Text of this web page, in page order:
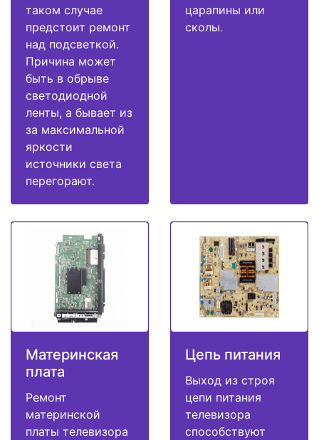
таком случае
предстоит ремонт
над подсветкой.
Причина может
быть в обрыве
светодиодной
ленты, а бывает из
за максимальной
яркости
источники света
перегорают.
царапины или
сколы.
Материнская
плата
Ремонт
материнской
платы телевизора
Цепь питания
Выход из строя
цепи питания
телевизора
способствуют